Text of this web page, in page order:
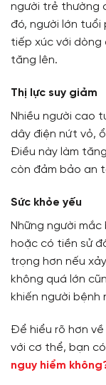
người trẻ thường
đó, người lớn tuổi
tiếp xúc với dòng
tăng lên.
Thị lực suy giảm
Nhiều người cao
dây điện nứt vỏ,
Điều này làm
còn đảm bảo an
Sức khỏe yếu
Những người
hoặc có tiền sử
trọng hơn nếu
không quá lớn
khiến người
Để hiểu rõ hơn
với cơ thể, bạn
nguy hiểm